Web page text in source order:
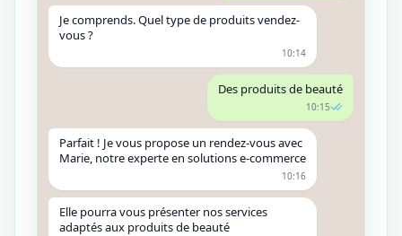
Je comprends. Quel type de produits vendez-
vous ?
10:14
Des produits de beauté
10:15
Parfait ! Je vous propose un rendez-vous avec
Marie, notre experte en solutions e-commerce
10:16
Elle pourra vous présenter nos services
adaptés aux produits de beauté